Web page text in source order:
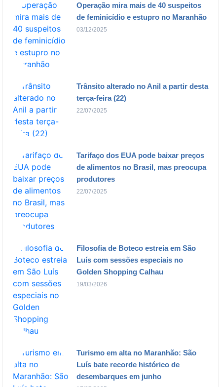
Operação mira mais de 40 suspeitos
de feminicídio e estupro no Maranhão
03/12/2025
Trânsito alterado no Anil a partir desta
terça-feira (22)
22/07/2025
Tarifaço dos EUA pode baixar preços
de alimentos no Brasil, mas preocupa
produtores
22/07/2025
Filosofia de Boteco estreia em São
Luís com sessões especiais no
Golden Shopping Calhau
19/03/2026
Turismo em alta no Maranhão: São
Luís bate recorde histórico de
desembarques em junho